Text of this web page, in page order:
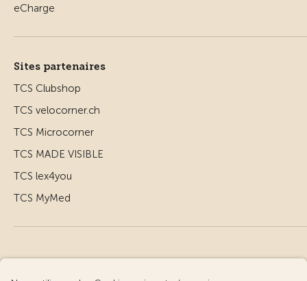
Sites partenaires
TCS Clubshop
TCS velocorner.ch
TCS Microcorner
TCS MADE VISIBLE
TCS lex4you
TCS MyMed